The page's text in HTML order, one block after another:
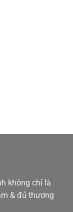
không chỉ là
& đủ thương